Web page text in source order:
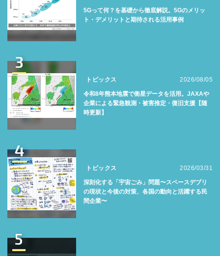
5Gって何？を基礎から徹底解説。5Gのメリッ
ト・デメリットと期待される活用事例
3
トピックス 2026/08/05
令和8年熊本地震で衛星データを活用。JAXAや
企業による緊急観測・被害推定・復旧支援【随
時更新】
4
トピックス 2026/03/31
深刻化する「宇宙ごみ」問題〜スペースデブリ
の現状と今後の対策、各国の動向と活躍する民
間企業〜
5